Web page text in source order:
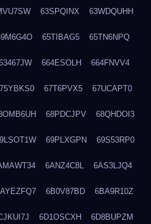
63SPQINX 63WDQUHH
65TIBAG5 65TN6NPQ
664ESOLH 664FNVV4
67T6PVX5 67UCAPT0
68PDCJPV 68QHDOI3
69PLXGPN 69S53RP0
6ANZ4C8L 6AS3LJQ4
6B0V87BD 6BA9R10Z
6D1OSCXH 6D8BUPZM